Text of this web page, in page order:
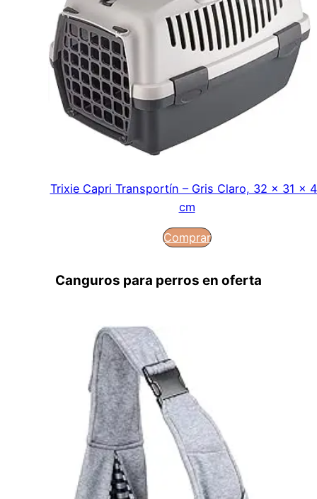
Trixie Capri Transportín – Gris Claro, 32 x 31 x
cm
Comprar
Canguros para perros en oferta